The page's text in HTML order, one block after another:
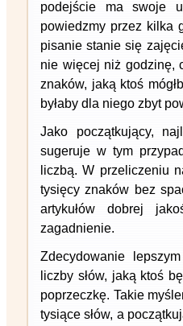
podejście ma swoje
powiedzmy przez kilka
pisanie stanie się
nie więcej niż godzinę,
znaków, jaką ktoś
byłaby dla niego zbyt
Jako początkujący,
sugeruje w tym
liczbą. W przeliczeniu
tysięcy znaków bez
artykułów dobrej
zagadnienie.
Zdecydowanie
liczby słów, jaką ktoś
poprzeczkę. Takie
tysiące słów, a